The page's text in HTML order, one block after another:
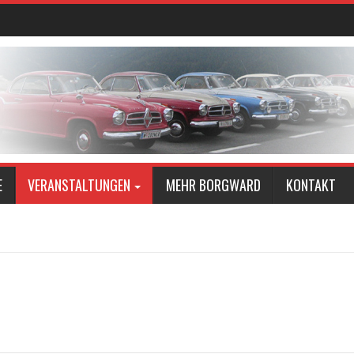
VERANSTALTUNGEN MEHR BORGWARD KONTAKT